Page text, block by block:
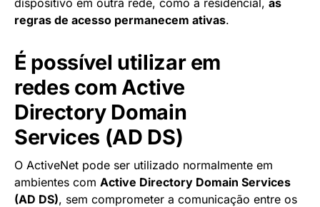
regras de acesso permanecem ativas.
É possível utilizar em
redes com Active
Directory Domain
Services (AD DS)
O ActiveNet pode ser utilizado normalmente em
ambientes com Active Directory Domain Services
(AD DS), sem comprometer a comunicação entre os